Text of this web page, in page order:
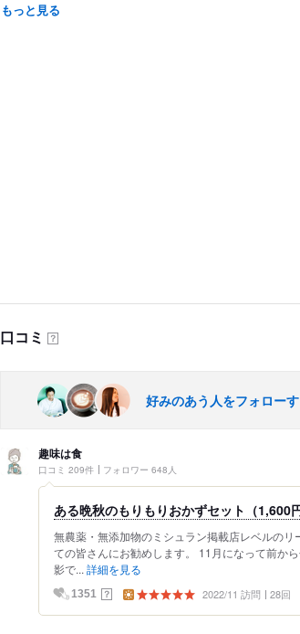
もっと見る
口コミ ？
好みのあう人をフォロー
趣味は食
口コミ 209件 フォロワー 648人
ある晩秋のもりもりおかずセット（1,600
無農薬・無添加物のミシュラン掲載店レベルの
ての皆さんにお勧めします。 11月になって前か
影で... 詳細を見る
1351 ？ 2022/11 訪問 28回